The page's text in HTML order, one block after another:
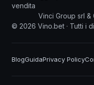
vendita
Vinci Group srl &
© 2026 Vino.bet · Tutti i
BlogGuidaPrivacy Policy